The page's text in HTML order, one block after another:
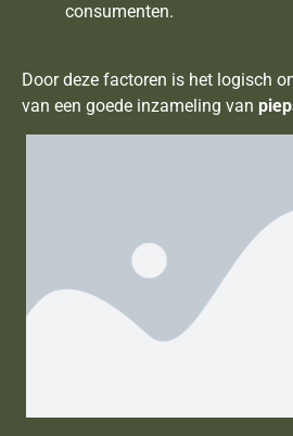
consumenten.
Door deze factoren is het logisch
van een goede inzameling van